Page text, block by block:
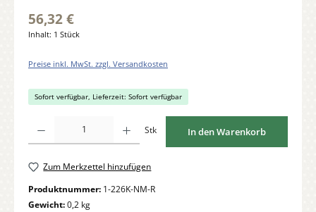
56,32 €
Inhalt: 1 Stück
Preise inkl. MwSt. zzgl. Versandkosten
Sofort verfügbar, Lieferzeit: Sofort verfügbar
Stk In den Warenkorb
Zum Merkzettel hinzufügen
Produktnummer: 1-226K-NM-R
Gewicht:0,2 kg